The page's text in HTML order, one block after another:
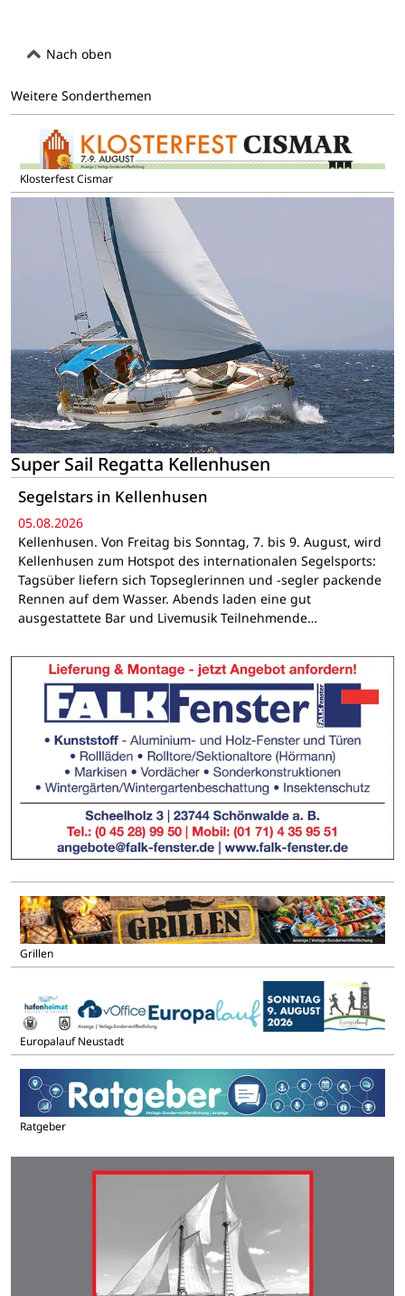
Nach oben
Weitere Sonderthemen
Klosterfest Cismar
Super Sail Regatta Kellenhusen
Segelstars in Kellenhusen
05.08.2026
Kellenhusen. Von Freitag bis Sonntag, 7. bis 9. August, wird
Kellenhusen zum Hotspot des internationalen Segelsports:
Tagsüber liefern sich Topseglerinnen und -segler packende
Rennen auf dem Wasser. Abends laden eine gut
ausgestattete Bar und Livemusik Teilnehmende…
Grillen
Europalauf Neustadt
Ratgeber